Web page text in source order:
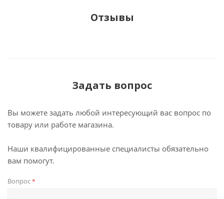
Отзывы
Задать вопрос
Вы можете задать любой интересующий вас вопрос по
товару или работе магазина.
Наши квалифицированные специалисты обязательно
вам помогут.
Вопрос*